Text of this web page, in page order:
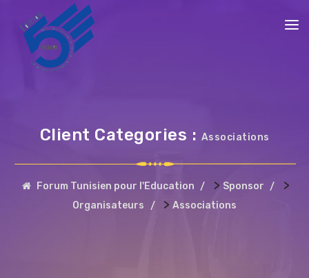
Client Categories : Associations
Forum Tunisien pour l'Education > Sponsor >
Organisateurs > Associations